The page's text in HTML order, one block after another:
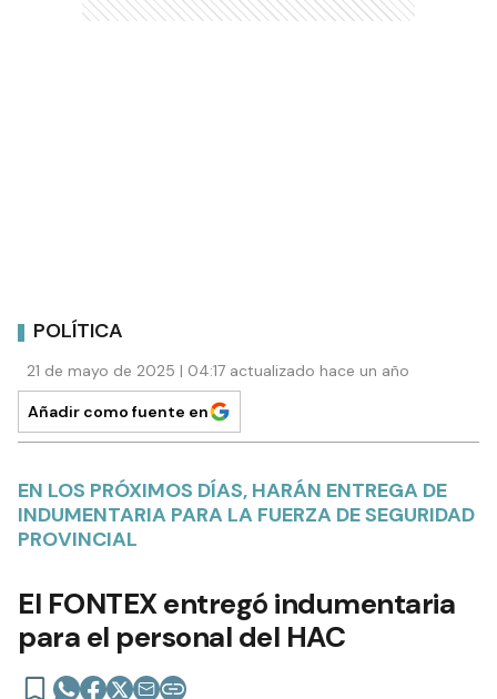
POLÍTICA
21 de mayo de 2025 | 04:17 actualizado hace un año
Añadir como fuente en
EN LOS PRÓXIMOS DÍAS, HARÁN ENTREGA DE
INDUMENTARIA PARA LA FUERZA DE SEGURIDAD
PROVINCIAL
El FONTEX entregó indumentaria
para el personal del HAC